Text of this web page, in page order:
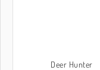
Deer Hunter